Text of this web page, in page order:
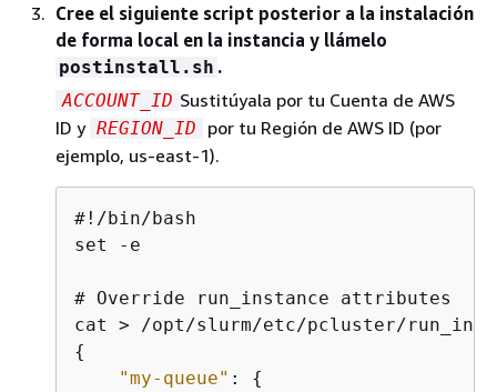
Cree el siguiente script posterior a la instalación
de forma local en la instancia y llámelo
postinstall.sh .
ACCOUNT_ID Sustitúyala por tu Cuenta de AWS
ID y REGION_ID
por tu Región de AWS ID (por
ejemplo, us-east-1).
#!/bin/bash
set -e
# Override run_instance attributes
{
"my-queue" : {